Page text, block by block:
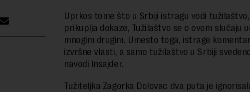
Uprkos tome što u Srbiji istragu vodi
prikuplja dokaze, Tužilaštvo se o ovom slučaju
mnogim drugim. Umesto toga, istrage
izvršne vlasti, a samo tužilaštvo u Srbiji
navodi Insajder.
Tužiteljka Zagorka Dolovac dva puta je